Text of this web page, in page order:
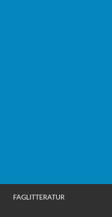
FAGLITTERATUR